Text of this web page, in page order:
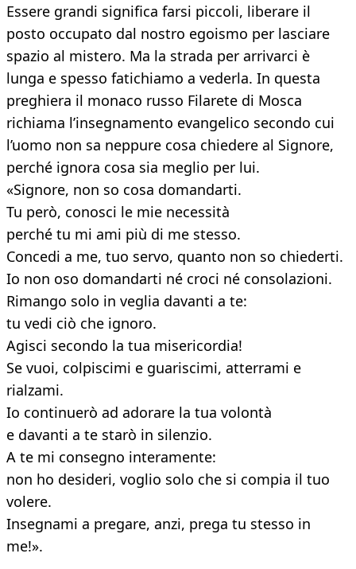
Essere grandi significa farsi piccoli, liberare il
posto occupato dal nostro egoismo per lasciare
spazio al mistero. Ma la strada per arrivarci è
lunga e spesso fatichiamo a vederla. In questa
preghiera il monaco russo Filarete di Mosca
richiama l’insegnamento evangelico secondo cui
l’uomo non sa neppure cosa chiedere al Signore,
perché ignora cosa sia meglio per lui.
«Signore, non so cosa domandarti.
Tu però, conosci le mie necessità
perché tu mi ami più di me stesso.
Concedi a me, tuo servo, quanto non so chiederti.
Io non oso domandarti né croci né consolazioni.
Rimango solo in veglia davanti a te:
tu vedi ciò che ignoro.
Agisci secondo la tua misericordia!
Se vuoi, colpiscimi e guariscimi, atterrami e
rialzami.
Io continuerò ad adorare la tua volontà
e davanti a te starò in silenzio.
A te mi consegno interamente:
non ho desideri, voglio solo che si compia il tuo
volere.
Insegnami a pregare, anzi, prega tu stesso in
me!».